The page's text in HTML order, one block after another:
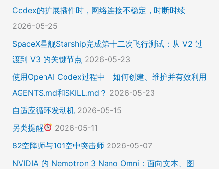
Codex的扩展插件时，网络连接不稳定，时断时续
2026-05-25
SpaceX星舰Starship完成第十二次飞行测试：从 V2 过
渡到 V3 的关键节点 2026-05-23
使用OpenAI Codex过程中，如何创建、维护并有效利用
AGENTS.md和SKILL.md？ 2026-05-23
自适应循环发动机 2026-05-15
另类提醒
2026-05-11
82空降师与101空中突击师 2026-05-07
NVIDIA 的 Nemotron 3 Nano Omni：面向文本、图